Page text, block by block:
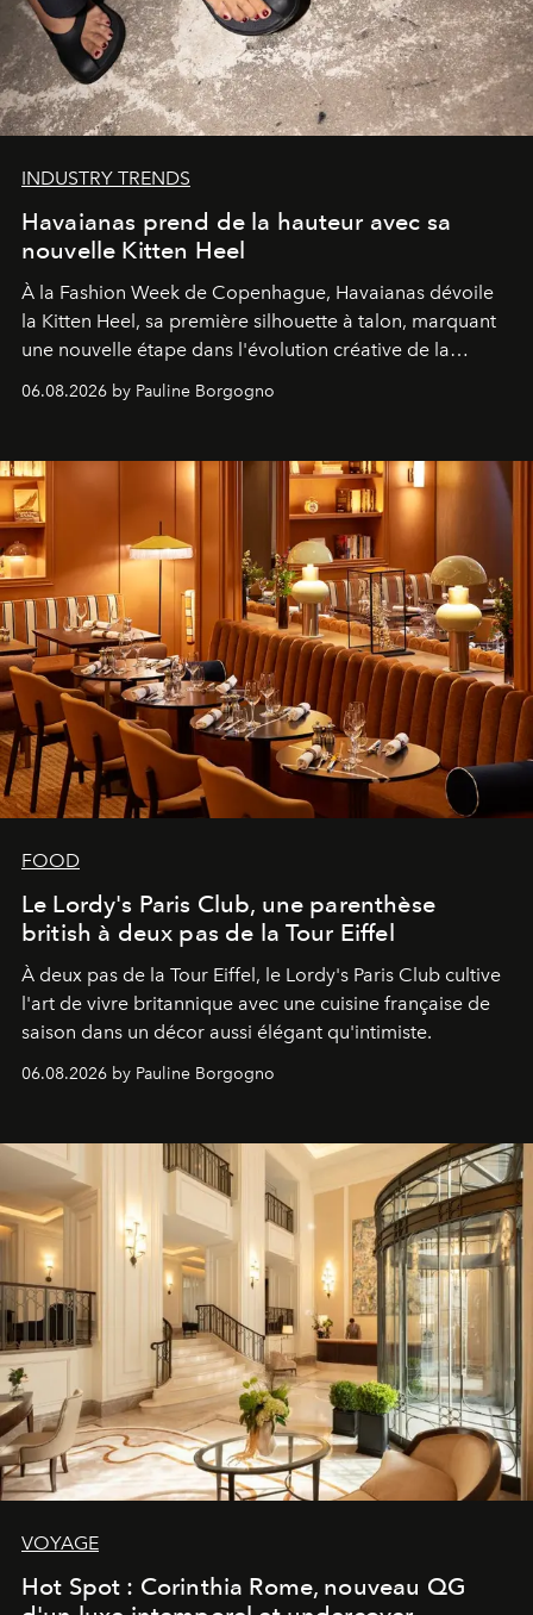
INDUSTRY TRENDS
Havaianas prend de la hauteur avec sa
nouvelle Kitten Heel
À la Fashion Week de Copenhague, Havaianas dévoile
la Kitten Heel, sa première silhouette à talon, marquant
une nouvelle étape dans l'évolution créative de la
06.08.2026 by Pauline Borgogno
FOOD
Le Lordy's Paris Club, une parenthèse
british à deux pas de la Tour Eiffel
À deux pas de la Tour Eiffel, le Lordy's Paris Club cultive
l'art de vivre britannique avec une cuisine française de
saison dans un décor aussi élégant qu'intimiste.
06.08.2026 by Pauline Borgogno
VOYAGE
Hot Spot : Corinthia Rome, nouveau QG